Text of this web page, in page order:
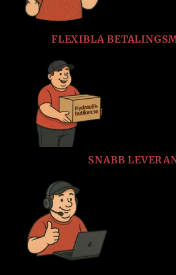
FLEXIBLA
SNABB